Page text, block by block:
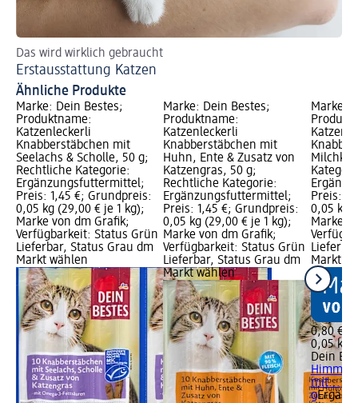
Das wird wirklich gebraucht
Erstausstattung Katzen
Ähnliche Produkte
Marke: Dein Bestes;
Produktname:
Katzenleckerli
Knabberstäbchen mit
Seelachs & Scholle, 50 g;
Rechtliche Kategorie:
Ergänzungsfuttermittel;
Preis: 1,45 €; Grundpreis:
0,05 kg (29,00 € je 1 kg);
Marke von dm Grafik;
Verfügbarkeit: Status Grün
Lieferbar, Status Grau dm
Markt wählen
Marke: Dein Bestes;
Produktname:
Katzenleckerli
Knabberstäbchen mit
Huhn, Ente & Zusatz von
Katzengras, 50 g;
Rechtliche Kategorie:
Ergänzungsfuttermittel;
Preis: 1,45 €; Grundpreis:
0,05 kg (29,00 € je 1 kg);
Marke von dm Grafik;
Verfügbarkeit: Status Grün
Lieferbar, Status Grau dm
Markt wählen
Marke:
Preis:
0,05 kg
Marke
Markt
0,80 €
0,05 kg
Dein
mit...,
g